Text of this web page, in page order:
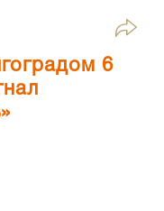
6